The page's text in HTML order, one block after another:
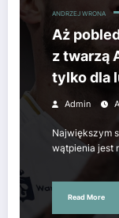
ANDRZEJ WRONA
Aż
z twarzą
tylko dla
Admin
Największym
wątpienia jest
Read More